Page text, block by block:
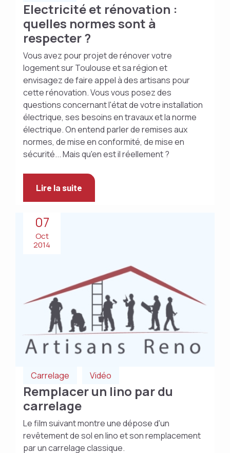
Electricité et rénovation :
quelles normes sont à
respecter ?
Vous avez pour projet de rénover votre
logement sur Toulouse et sa région et
envisagez de faire appel à des artisans pour
cette rénovation. Vous vous posez des
questions concernant l'état de votre installation
électrique, ses besoins en travaux et la norme
électrique. On entend parler de remises aux
normes, de mise en conformité, de mise en
sécurité... Mais qu'en est il réellement ?
Lire la suite
07
Oct
2014
Carrelage Vidéo
Remplacer un lino par du
carrelage
Le film suivant montre une dépose d'un
revêtement de sol en lino et son remplacement
par un carrelage classique.